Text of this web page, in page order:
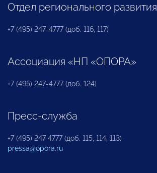
Отдел регионального развития
+7 (495) 247-4777 (доб. 116, 117)
Ассоциация «НП «ОПОРА»
+7 (495) 247-4777 (доб. 124)
Пресс-служба
+7 (495) 247 4777 (доб. 115, 114, 113)
pressa@opora.ru